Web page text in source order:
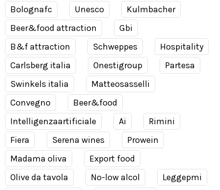
Bolognafc
Unesco
Kulmbacher
Beer&food attraction
Gbi
B&f attraction
Schweppes
Hospitality
Carlsberg italia
Onestigroup
Partesa
Swinkels italia
Matteosasselli
Convegno
Beer&food
Intelligenzaartificiale
Ai
Rimini
Fiera
Serena wines
Prowein
Madama oliva
Export food
Olive da tavola
No-low alcol
Leggepmi